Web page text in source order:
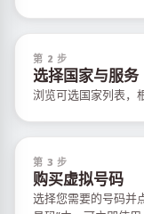
第 2 步
选择国家与服务
浏览可选国家列表，
第 3 步
购买虚拟号码
选择您需要的号码并